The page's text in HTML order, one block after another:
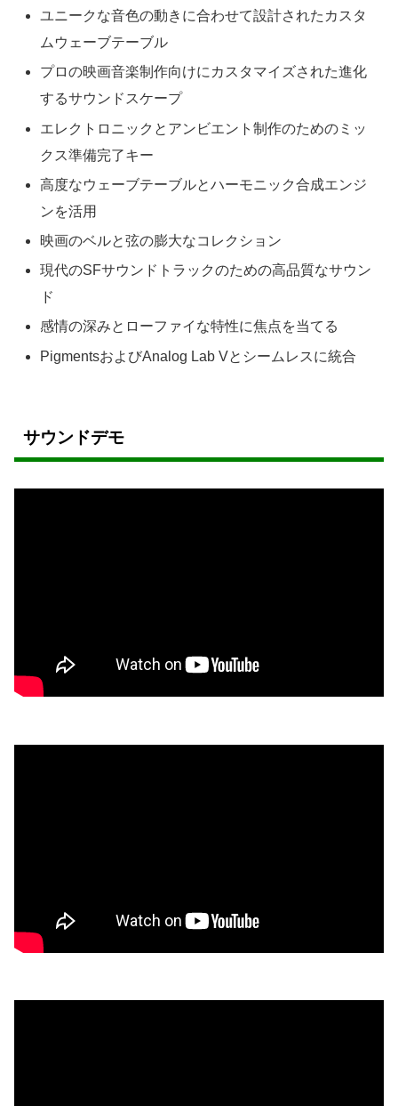
ユニークな音色の動きに合わせて設計されたカスタ
ムウェーブテーブル
プロの映画音楽制作向けにカスタマイズされた進化
するサウンドスケープ
エレクトロニックとアンビエント制作のためのミッ
クス準備完了キー
高度なウェーブテーブルとハーモニック合成エンジ
ンを活用
映画のベルと弦の膨大なコレクション
現代のSFサウンドトラックのための高品質なサウン
ド
感情の深みとローファイな特性に焦点を当てる
PigmentsおよびAnalog Lab Vとシームレスに統合
サウンドデモ